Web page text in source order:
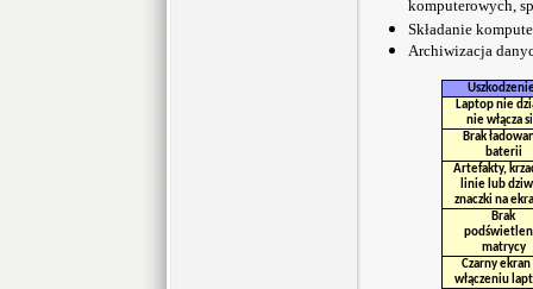
komputerowych,
Składanie
Archiwizacja
Laptop nie
nie włącza
Brak
baterii
Artefakty,
linie lub
znaczki na
Brak
matrycy
Czarny ekran
włączeniu